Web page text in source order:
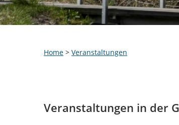
Home > Veranstaltungen
Veranstaltungen in der